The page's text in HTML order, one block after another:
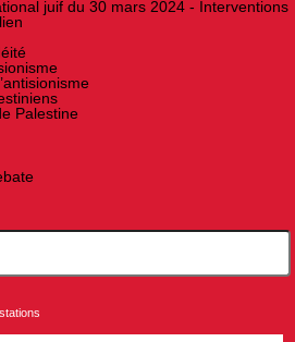
juif du 30 mars 2024 - Interventions
Palestine